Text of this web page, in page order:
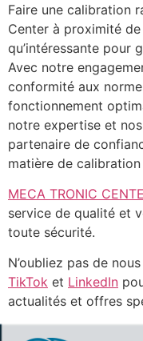
Faire une calibration
Center à proximité
qu’intéressante pour
Avec notre
conformité aux
fonctionnement
notre expertise et
partenaire de
matière de calibration
MECA TRONIC
service de qualité et
toute sécurité.
N’oubliez pas de
TikTok et LinkedIn
actualités et offres